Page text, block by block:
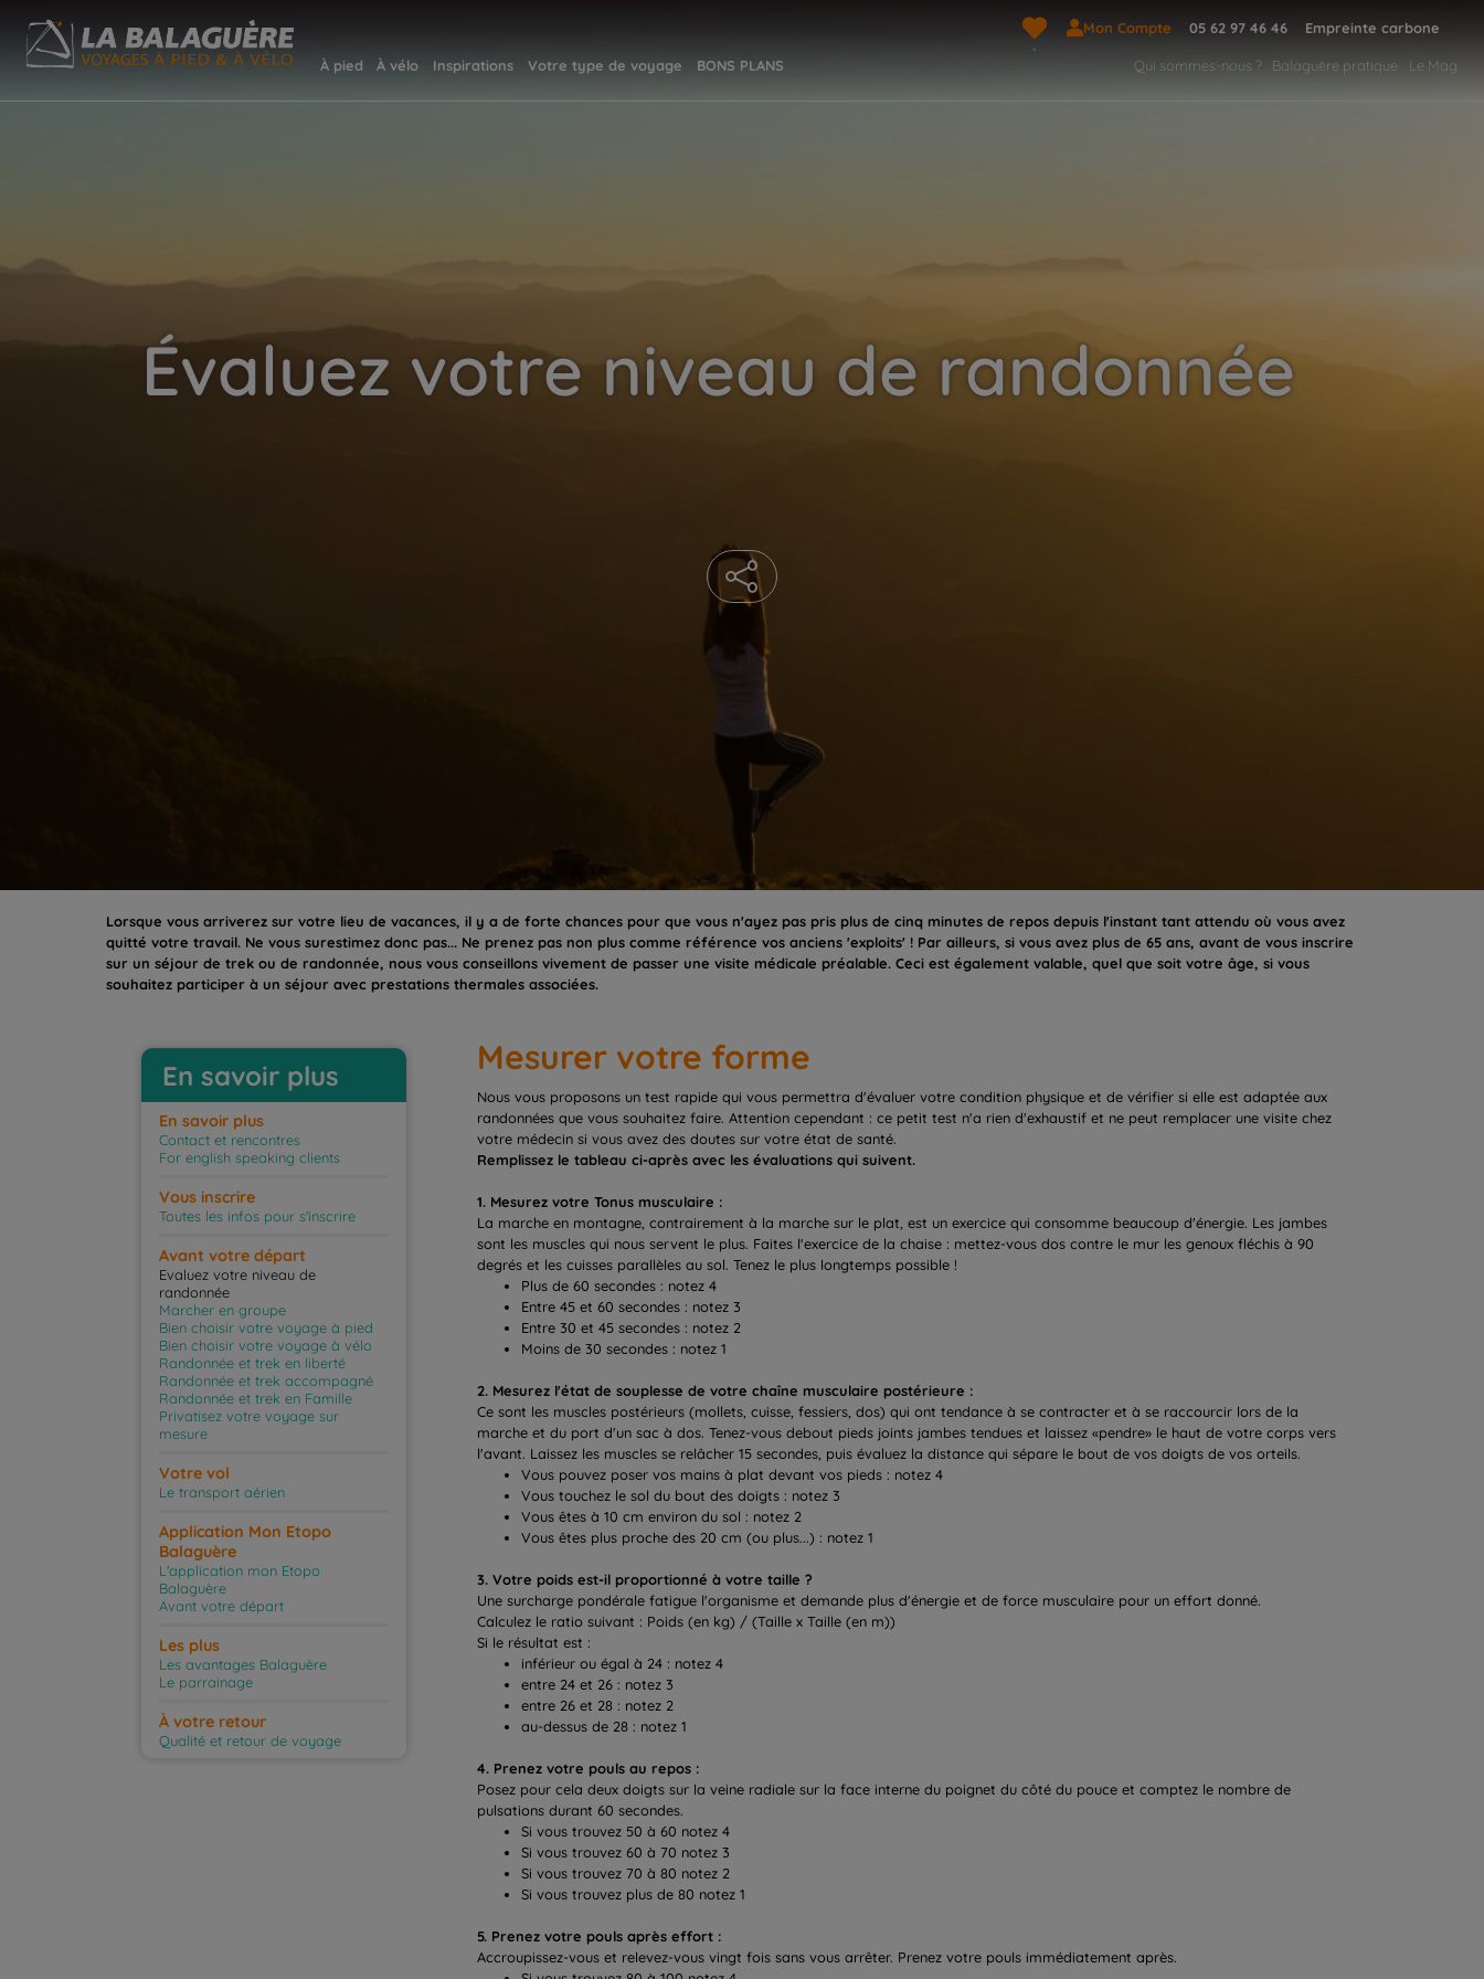
Mon Compte 05 62 97 46 46 Empreinte carbone
À pied À vélo Inspirations Votre type de voyage BONS PLANS Qui sommes-nous ? Balaguère pratique Le Mag
Évaluez votre niveau de randonnée
Lorsque vous arriverez sur votre lieu de vacances, il y a de forte chances pour que vous n'ayez pas pris plus de cinq minutes de repos depuis l'instant tant attendu où vous avez
quitté votre travail. Ne vous surestimez donc pas... Ne prenez pas non plus comme référence vos anciens 'exploits' ! Par ailleurs, si vous avez plus de 65 ans, avant de vous inscrire
sur un séjour de trek ou de randonnée, nous vous conseillons vivement de passer une visite médicale préalable. Ceci est également valable, quel que soit votre âge, si vous
souhaitez participer à un séjour avec prestations thermales associées.
En savoir plus
En savoir plus
Contact et rencontres
For english speaking clients
Vous inscrire
Toutes les infos pour s'inscrire
Avant votre départ
Evaluez votre niveau de
randonnée
Marcher en groupe
Bien choisir votre voyage à pied
Bien choisir votre voyage à vélo
Randonnée et trek en liberté
Randonnée et trek accompagné
Randonnée et trek en Famille
Privatisez votre voyage sur
mesure
Votre vol
Le transport aérien
Application Mon Etopo
Balaguère
L'application mon Etopo
Balaguère
Avant votre départ
Les plus
Les avantages Balaguère
Le parrainage
À votre retour
Qualité et retour de voyage
Mesurer votre forme
Nous vous proposons un test rapide qui vous permettra d'évaluer votre condition physique et de vérifier si elle est adaptée aux
randonnées que vous souhaitez faire. Attention cependant : ce petit test n'a rien d'exhaustif et ne peut remplacer une visite chez
votre médecin si vous avez des doutes sur votre état de santé.
Remplissez le tableau ci-après avec les évaluations qui suivent.
1. Mesurez votre Tonus musculaire :
La marche en montagne, contrairement à la marche sur le plat, est un exercice qui consomme beaucoup d'énergie. Les jambes
sont les muscles qui nous servent le plus. Faites l'exercice de la chaise : mettez-vous dos contre le mur les genoux fléchis à 90
degrés et les cuisses parallèles au sol. Tenez le plus longtemps possible !
Plus de 60 secondes : notez 4
Entre 45 et 60 secondes : notez 3
Entre 30 et 45 secondes : notez 2
Moins de 30 secondes : notez 1
2. Mesurez l'état de souplesse de votre chaîne musculaire postérieure :
Ce sont les muscles postérieurs (mollets, cuisse, fessiers, dos) qui ont tendance à se contracter et à se raccourcir lors de la
marche et du port d'un sac à dos. Tenez-vous debout pieds joints jambes tendues et laissez «pendre» le haut de votre corps vers
l'avant. Laissez les muscles se relâcher 15 secondes, puis évaluez la distance qui sépare le bout de vos doigts de vos orteils.
Vous pouvez poser vos mains à plat devant vos pieds : notez 4
Vous touchez le sol du bout des doigts : notez 3
Vous êtes à 10 cm environ du sol : notez 2
Vous êtes plus proche des 20 cm (ou plus...) : notez 1
3. Votre poids est-il proportionné à votre taille ?
Une surcharge pondérale fatigue l'organisme et demande plus d'énergie et de force musculaire pour un effort donné.
Calculez le ratio suivant : Poids (en kg) / (Taille x Taille (en m))
Si le résultat est :
inférieur ou égal à 24 : notez 4
entre 24 et 26 : notez 3
entre 26 et 28 : notez 2
au-dessus de 28 : notez 1
4. Prenez votre pouls au repos :
Posez pour cela deux doigts sur la veine radiale sur la face interne du poignet du côté du pouce et comptez le nombre de
pulsations durant 60 secondes.
Si vous trouvez 50 à 60 notez 4
Si vous trouvez 60 à 70 notez 3
Si vous trouvez 70 à 80 notez 2
Si vous trouvez plus de 80 notez 1
5. Prenez votre pouls après effort :
Accroupissez-vous et relevez-vous vingt fois sans vous arrêter. Prenez votre pouls immédiatement après.